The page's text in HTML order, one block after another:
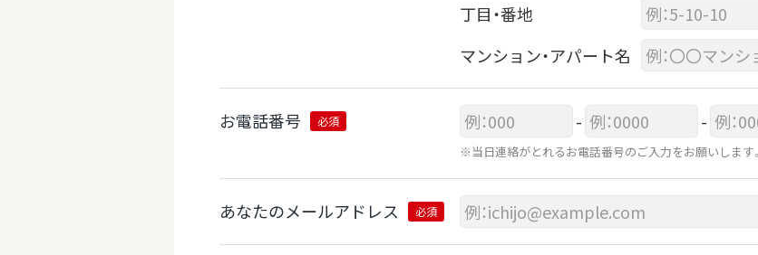
丁目・番地
マンション・アパート名
お電話番号 必須 - -
※当日連絡がとれるお電話番号のご入力をお願いします。
あなたのメールアドレス 必須